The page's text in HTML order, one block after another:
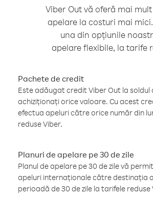
Viber Out vă oferă mai
apelare la costuri mai
una din opțiunile
apelare flexibile, la tarife
Pachete de credit
Este adăugat credit Viber Out la soldul
achiziționați orice valoare. Cu acest
efectua apeluri către orice număr din
reduse Viber.
Planuri de apelare pe 30 de zile
Planul de apelare pe 30 de zile vă
apeluri internaționale către destinația
perioadă de 30 de zile la tarifele reduse